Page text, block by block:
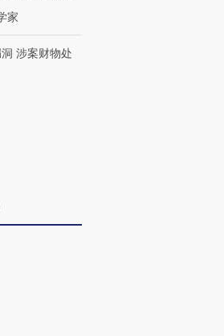
100种
·第三对
CFO：不靠规模取胜，华
住三大增长引擎是什么？
家
涉案财物处